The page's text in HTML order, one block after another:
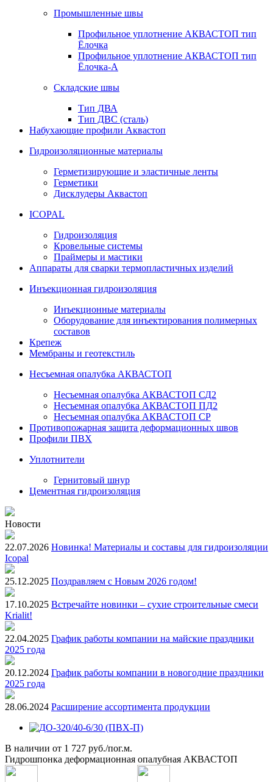
Промышленные швы
Профильное уплотнение АКВАСТОП тип
Ёлочка
Профильное уплотнение АКВАСТОП тип
Ёлочка-А
Складские швы
Тип ДВА
Тип ДВС (сталь)
Набухающие профили Аквастоп
Гидроизоляционные материалы
Герметизирующие и эластичные ленты
Герметики
Дисклудеры Аквастоп
ICOPAL
Гидроизоляция
Кровельные системы
Праймеры и мастики
Аппараты для сварки термопластичных изделий
Инъекционная гидроизоляция
Инъекционные материалы
Оборудование для инъектирования полимерных
составов
Крепеж
Мембраны и геотекстиль
Несъемная опалубка АКВАСТОП
Несъемная опалубка АКВАСТОП СД2
Несъемная опалубка АКВАСТОП ПД2
Несъемная опалубка АКВАСТОП СР
Противопожарная защита деформационных швов
Профили ПВХ
Уплотнители
Гернитовый шнур
Цементная гидроизоляция
Новости
22.07.2026 Новинка! Материалы и составы для гидроизоляции
Icopal
25.12.2025 Поздравляем с Новым 2026 годом!
17.10.2025 Встречайте новинки – сухие строительные смеси
Krialit!
22.04.2025 График работы компании на майские праздники
2025 года
20.12.2024 График работы компании в новогодние праздники
2025 года
28.06.2024 Расширение ассортимента продукции
В наличии от 1 727 руб./пог.м.
Гидрошпонка деформационная опалубная АКВАСТОП